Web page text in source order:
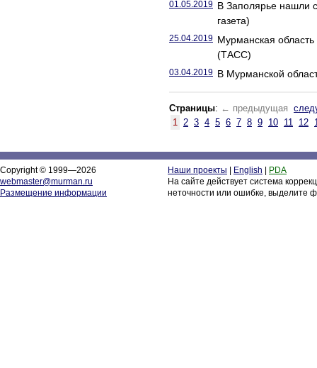
01.05.2019 В Заполярье нашли
газета)
25.04.2019 Мурманская
(ТАСС)
03.04.2019 В Мурманской
Страницы: ← предыдущая
1 2 3 4 5 6 7 8 9 10 11 12
Copyright © 1999—2026
webmaster@murman.ru
Размещение информации
Наши проекты English
PDA
На сайте действует система
неточности или ошибке, выделите